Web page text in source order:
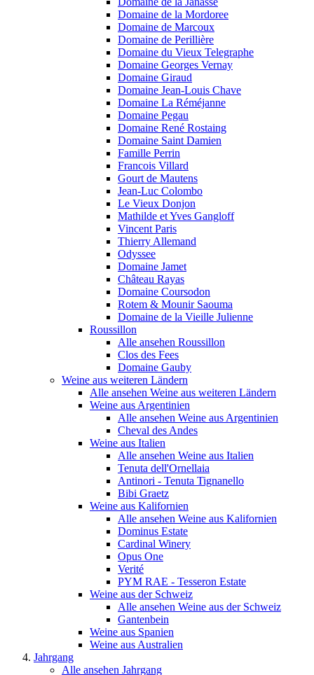
Domaine de la Mordoree
Domaine de Marcoux
Domaine de Perillière
Domaine du Vieux Telegraphe
Domaine Georges Vernay
Domaine Giraud
Domaine Jean-Louis Chave
Domaine La Réméjanne
Domaine Pegau
Domaine René Rostaing
Domaine Saint Damien
Famille Perrin
Francois Villard
Gourt de Mautens
Jean-Luc Colombo
Le Vieux Donjon
Mathilde et Yves Gangloff
Vincent Paris
Thierry Allemand
Odyssee
Domaine Jamet
Château Rayas
Domaine Coursodon
Rotem & Mounir Saouma
Domaine de la Vieille Julienne
Roussillon
Alle ansehen Roussillon
Clos des Fees
Domaine Gauby
Weine aus weiteren Ländern
Alle ansehen Weine aus weiteren Ländern
Weine aus Argentinien
Alle ansehen Weine aus Argentinien
Cheval des Andes
Weine aus Italien
Alle ansehen Weine aus Italien
Tenuta dell'Ornellaia
Antinori - Tenuta Tignanello
Bibi Graetz
Weine aus Kalifornien
Alle ansehen Weine aus Kalifornien
Dominus Estate
Cardinal Winery
Opus One
Verité
PYM RAE - Tesseron Estate
Weine aus der Schweiz
Alle ansehen Weine aus der Schweiz
Gantenbein
Weine aus Spanien
Weine aus Australien
Jahrgang
Alle ansehen Jahrgang